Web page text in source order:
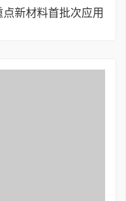
新材料首批次应用